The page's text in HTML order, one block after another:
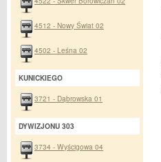
4512 - Nowy Świat 02
4502 - Leśna 02
KUNICKIEGO
3721 - Dąbrowska 01
DYWIZJONU 303
3734 - Wyścigowa 04